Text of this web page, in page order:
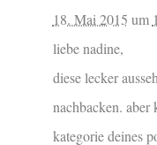
18. Mai 2015 um
liebe nadine,
diese lecker
nachbacken. aber
kategorie deines